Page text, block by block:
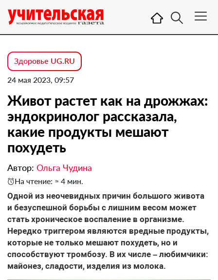
Здоровье UG.RU
24 мая 2023, 09:57
Живот растет как на дрожжах:
эндокринолог рассказала,
какие продукты мешают
похудеть
Автор: Ольга Чудина
На чтение: ≈ 4 мин.
Одной из неочевидных причин большого живота
и безуспешной борьбы с лишним весом может
стать хроническое воспаление в организме.
Нередко триггером являются вредные продукты,
которые не только мешают похудеть, но и
способствуют тромбозу. В их числе – любимчики:
майонез, сладости, изделия из молока.